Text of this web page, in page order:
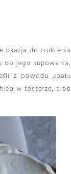
okazja do zrobienia
do jego kupowania,
z powodu upału
w tosterze, albo